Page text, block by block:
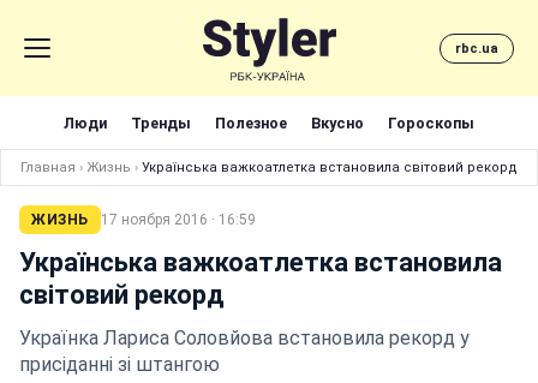
rbc.ua
Люди Тренды Полезное Вкусно Гороскопы
Главная › Жизнь › Українська важкоатлетка встановила світовий рекорд
ЖИЗНЬ 17 ноября 2016 · 16:59
Українська важкоатлетка встановила
світовий рекорд
Українка Лариса Соловйова встановила рекорд у
присіданні зі штангою